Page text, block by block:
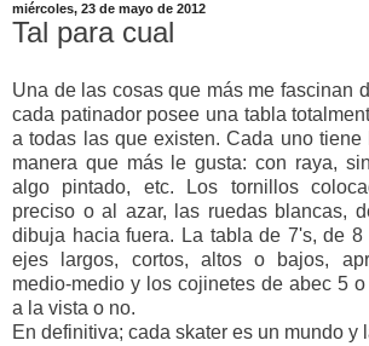
miércoles, 23 de mayo de 2012
Tal para cual
Una de las cosas que más me fascinan
cada patinador posee una tabla
a todas las que existen. Cada uno
manera que más le gusta: con raya,
algo pintado, etc. Los tornillos
preciso o al azar, las ruedas blancas,
dibuja hacia fuera. La tabla de 7's, de
ejes largos, cortos, altos o bajos,
medio-medio y los cojinetes de abec 5
a la vista o no.
En definitiva; cada skater es un mundo y